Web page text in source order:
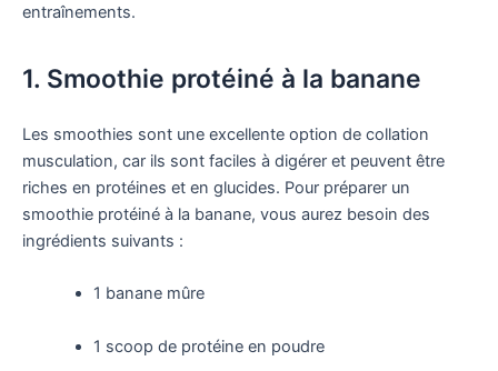
entraînements.
1. Smoothie protéiné à la banane
Les smoothies sont une excellente option de collation
musculation, car ils sont faciles à digérer et peuvent être
riches en protéines et en glucides. Pour préparer un
smoothie protéiné à la banane, vous aurez besoin des
ingrédients suivants :
1 banane mûre
1 scoop de protéine en poudre